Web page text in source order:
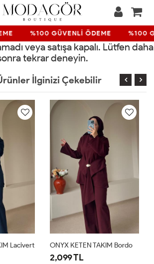
%100 GÜVENLİ ÖDEME %100
veya satışa kapalı. Lütfen daha
tekrar deneyin.
İlginizi Çekebilir
Lacivert ONYX KETEN TAKIM Bordo
2,099 TL